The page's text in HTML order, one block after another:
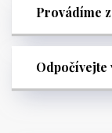
Provádíme
Odpočívejte